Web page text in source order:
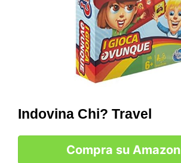
Indovina Chi? Travel
Compra su Amazon